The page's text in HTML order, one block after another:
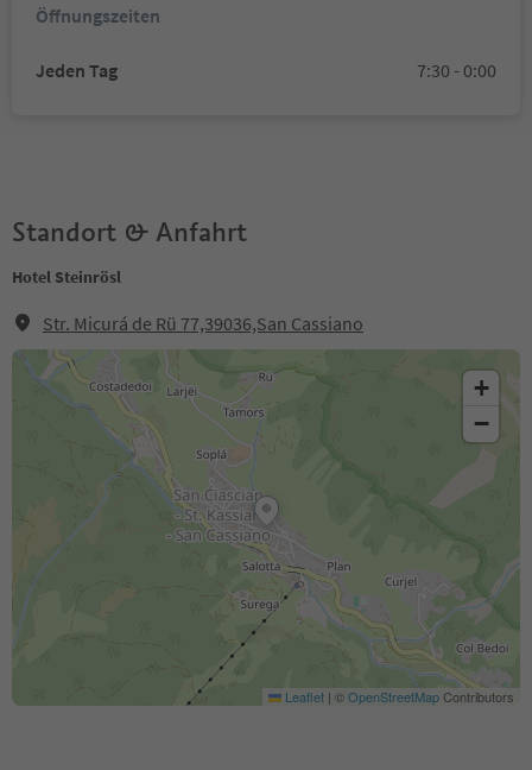
Öffnungszeiten
Jeden Tag 7:30 - 0:00
Standort & Anfahrt
Hotel Steinrösl
Str. Micurá de Rü 77,39036,San Cassiano
+
−
Leaflet | ©OpenStreetMapContributors